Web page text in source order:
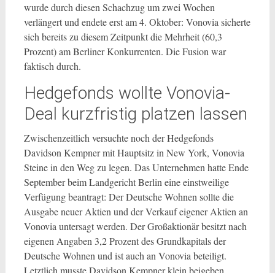
wurde durch diesen Schachzug um zwei Wochen
verlängert und endete erst am 4. Oktober: Vonovia sicherte
sich bereits zu diesem Zeitpunkt die Mehrheit (60,3
Prozent) am Berliner Konkurrenten. Die Fusion war
faktisch durch.
Hedgefonds wollte Vonovia-
Deal kurzfristig platzen lassen
Zwischenzeitlich versuchte noch der Hedgefonds
Davidson Kempner mit Hauptsitz in New York, Vonovia
Steine in den Weg zu legen. Das Unternehmen hatte Ende
September beim Landgericht Berlin eine einstweilige
Verfügung beantragt: Der Deutsche Wohnen sollte die
Ausgabe neuer Aktien und der Verkauf eigener Aktien an
Vonovia untersagt werden. Der Großaktionär besitzt nach
eigenen Angaben 3,2 Prozent des Grundkapitals der
Deutsche Wohnen und ist auch an Vonovia beteiligt.
Letztlich musste Davidson Kempner klein beigeben.